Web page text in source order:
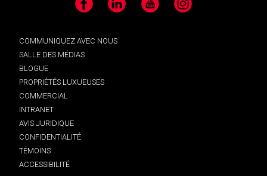
Facebook LinkedIn YouTube Instagram
COMMUNIQUEZ AVEC NOUS
SALLE DES MÉDIAS
BLOGUE
PROPRIÉTÉS LUXUEUSES
COMMERCIAL
INTRANET
AVIS JURIDIQUE
CONFIDENTIALITÉ
TÉMOINS
ACCESSIBILITÉ